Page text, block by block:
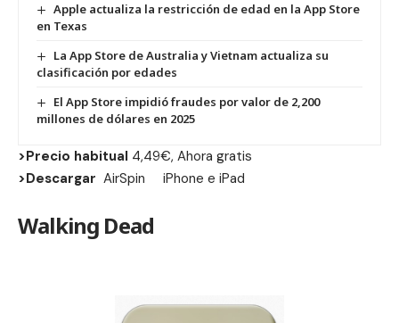
Apple actualiza la restricción de edad en la App Store
en Texas
La App Store de Australia y Vietnam actualiza su
clasificación por edades
El App Store impidió fraudes por valor de 2,200
millones de dólares en 2025
>Precio habitual 4,49€, Ahora gratis
>Descargar AirSpin iPhone e iPad
Walking Dead